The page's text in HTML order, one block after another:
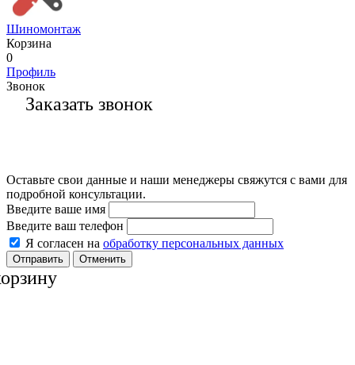
Шиномонтаж
Корзина
0
Профиль
Звонок
Заказать звонок
Оставьте свои данные и наши менеджеры свяжутся с вами для
подробной консультации.
Введите ваше имя
Введите ваш телефон
Я согласен на обработку персональных данных
Отменить